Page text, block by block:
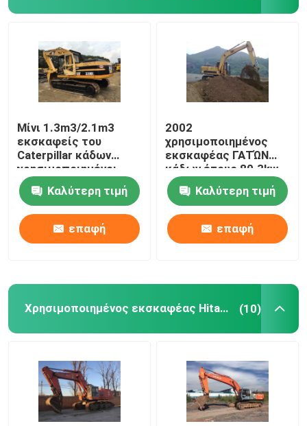
Μίνι 1.3m3/2.1m3
εκσκαφείς του
Caterpillar κάδων
χρησιμοποιημένοι
320bl
Καλύτερη τιμή
επαφή
2002
χρησιμοποιημένος
εκσκαφέας ΓΑΤΏΝ
κάδων έτους 80.3kw
0.5cbm E120B
Καλύτερη τιμή
επαφή
Χρησιμοποιημένος εκσκαφέας Hitachi (10)